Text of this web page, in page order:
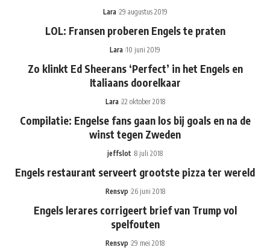
Lara 29 augustus 2019
LOL: Fransen proberen Engels te praten
Lara 10 juni 2019
Zo klinkt Ed Sheerans ‘Perfect’ in het Engels en
Italiaans doorelkaar
Lara 22 oktober 2018
Compilatie: Engelse fans gaan los bij goals en na de
winst tegen Zweden
jeffslot 8 juli 2018
Engels restaurant serveert grootste pizza ter wereld
Rensvp 26 juni 2018
Engels lerares corrigeert brief van Trump vol
spelfouten
Rensvp 29 mei 2018